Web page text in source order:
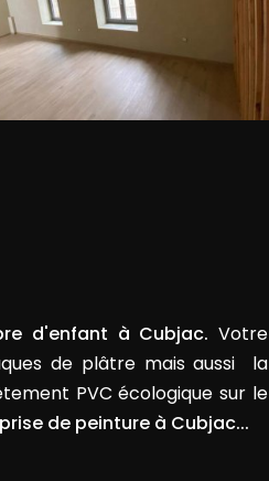
d'enfant à Cubjac. Votre
de plâtre mais aussi la
PVC écologique sur le
de peinture à Cubjac...